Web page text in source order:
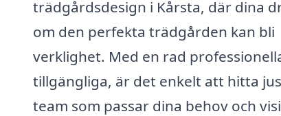
trädgårdsdesign i Kårsta, där dina
om den perfekta trädgården kan bli
verklighet. Med en rad
tillgängliga, är det enkelt att hitta
team som passar dina behov och